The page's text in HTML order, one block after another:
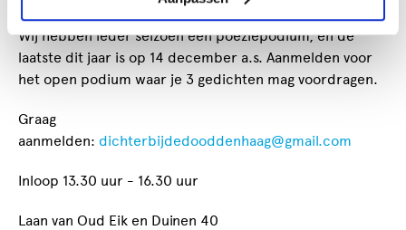
Wij hebben ieder seizoen een poëziepodium, en de
laatste dit jaar is op 14 december a.s. Aanmelden voor
het open podium waar je 3 gedichten mag voordragen.
Graag
aanmelden: dichterbijdedooddenhaag@gmail.com
Inloop 13.30 uur - 16.30 uur
Laan van Oud Eik en Duinen 40